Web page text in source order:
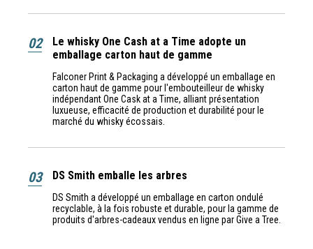
02
Le whisky One Cash at a Time adopte un
emballage carton haut de gamme
Falconer Print & Packaging a développé un emballage en
carton haut de gamme pour l'embouteilleur de whisky
indépendant One Cask at a Time, alliant présentation
luxueuse, efficacité de production et durabilité pour le
marché du whisky écossais.
03 DS Smith emballe les arbres
DS Smith a développé un emballage en carton ondulé
recyclable, à la fois robuste et durable, pour la gamme de
produits d'arbres-cadeaux vendus en ligne par Give a Tree.